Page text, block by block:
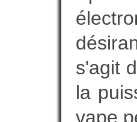
s'agit
la
vape